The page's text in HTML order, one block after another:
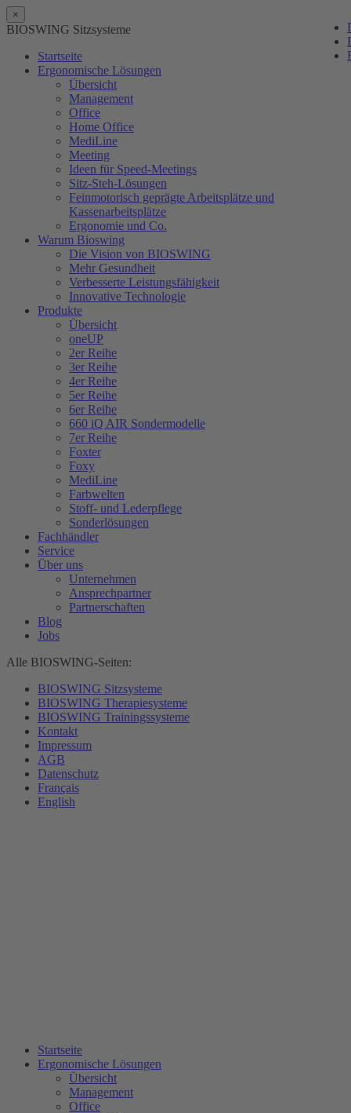
×
BIOSWING Sitzsysteme
Startseite
Ergonomische Lösungen
Übersicht
Management
Office
Home Office
MediLine
Meeting
Ideen für Speed-Meetings
Sitz-Steh-Lösungen
Feinmotorisch geprägte Arbeitsplätze und
Kassenarbeitsplätze
Ergonomie und Co.
Warum Bioswing
Die Vision von BIOSWING
Mehr Gesundheit
Verbesserte Leistungsfähigkeit
Innovative Technologie
Produkte
Übersicht
oneUP
2er Reihe
3er Reihe
4er Reihe
5er Reihe
6er Reihe
660 iQ AIR Sondermodelle
7er Reihe
Foxter
Foxy
MediLine
Farbwelten
Stoff- und Lederpflege
Sonderlösungen
Fachhändler
Service
Über uns
Unternehmen
Ansprechpartner
Partnerschaften
Blog
Jobs
Alle BIOSWING-Seiten:
BIOSWING Sitzsysteme
BIOSWING Therapiesysteme
BIOSWING Trainingssysteme
Kontakt
Impressum
AGB
Datenschutz
Français
English
Startseite
Ergonomische Lösungen
Übersicht
Management
Office